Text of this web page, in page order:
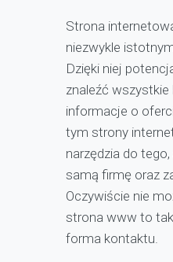
Strona
niezwykle
Dzięki niej
znaleźć wszystkie
informacje o
tym strony
narzędzia do
samą firmę oraz
Oczywiście nie
strona www to
forma kontaktu.